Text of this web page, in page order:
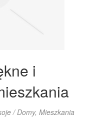
i
/ Domy, Mieszkania